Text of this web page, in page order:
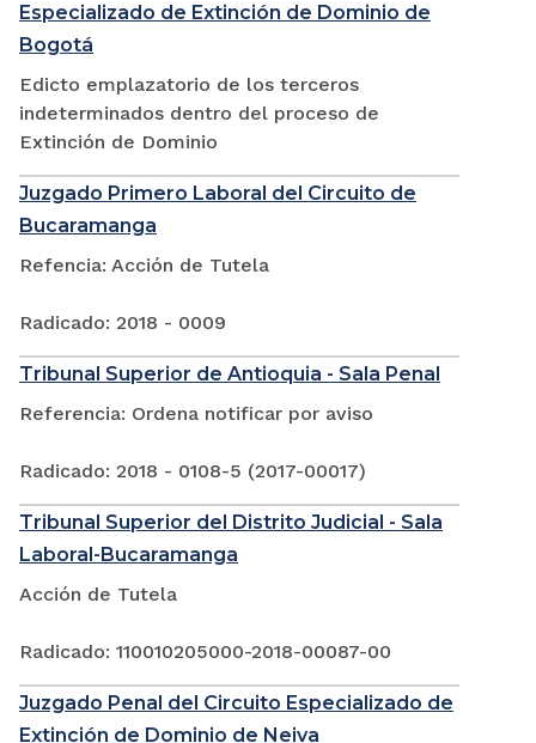
Especializado de Extinción de Dominio de
Bogotá
Edicto emplazatorio de los terceros
indeterminados dentro del proceso de
Extinción de Dominio
Juzgado Primero Laboral del Circuito de
Bucaramanga
Refencia: Acción de Tutela
Radicado: 2018 - 0009
Tribunal Superior de Antioquia - Sala Penal
Referencia: Ordena notificar por aviso
Radicado: 2018 - 0108-5 (2017-00017)
Tribunal Superior del Distrito Judicial - Sala
Laboral-Bucaramanga
Acción de Tutela
Radicado: 110010205000-2018-00087-00
Juzgado Penal del Circuito Especializado de
Extinción de Dominio de Neiva